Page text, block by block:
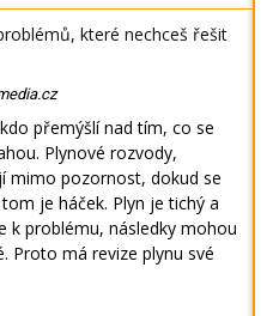
které nechceš řešit
přemýšlí nad tím, co se
Plynové rozvody,
mimo pozornost, dokud se
je háček. Plyn je tichý a
k problému, následky mohou
Proto má revize plynu své